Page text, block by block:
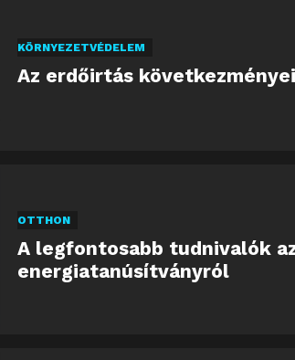
KÖRNYEZETVÉDELEM
Az erdőirtás következményei
OTTHON
A legfontosabb tudnivalók
energiatanúsítványról